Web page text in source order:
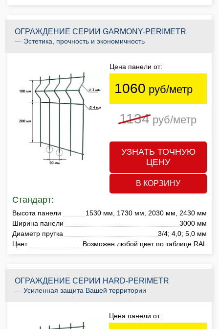
ОГРАЖДЕНИЕ СЕРИИ GARMONY-PERIMETR
— Эстетика, прочность и экономичность
Цена панели от:
1060 руб/метр
1134руб/метр
УЗНАТЬ ТОЧНУЮ
ЦЕНУ
В КОРЗИНУ
Стандарт:
Высота панели
1530 мм, 1730 мм, 2030 мм, 2430 мм
Ширина панели
3000 мм
Диаметр прутка
3/4; 4,0; 5,0 мм
Цвет
Возможен любой цвет по таблице RAL
ОГРАЖДЕНИЕ СЕРИИ HARD-PERIMETR
— Усиленная защита Вашей территории
Цена панели от: